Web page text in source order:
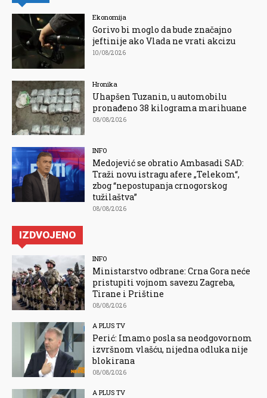
Ekonomija
Gorivo bi moglo da bude značajno
jeftinije ako Vlada ne vrati akcizu
10/08/2026
Hronika
Uhapšen Tuzanin, u automobilu
pronađeno 38 kilograma marihuane
08/08/2026
INFO
Medojević se obratio Ambasadi SAD:
Traži novu istragu afere „Telekom“,
zbog “nepostupanja crnogorskog
tužilaštva”
08/08/2026
IZDVOJENO
INFO
Ministarstvo odbrane: Crna Gora neće
pristupiti vojnom savezu Zagreba,
Tirane i Prištine
08/08/2026
A PLUS TV
Perić: Imamo posla sa neodgovornom
izvršnom vlašću, nijedna odluka nije
blokirana
08/08/2026
A PLUS TV